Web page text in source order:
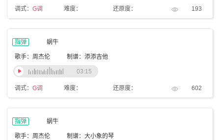
调式： G调 难度： 还原度： 193
指弹 蜗牛
歌手：周杰伦 制谱：添添吉他
调式： G调 难度： 还原度： 602
03:15
指弹 蜗牛
歌手：周杰伦 制谱：大小象的琴